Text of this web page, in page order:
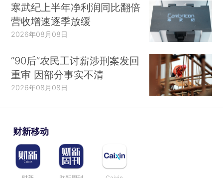
寒武纪上半年净利润同比翻倍
营收增速逐季放缓
2026年08月08日
“90后”农民工讨薪涉刑案发回
重审 因部分事实不清
2026年08月08日
财新移动